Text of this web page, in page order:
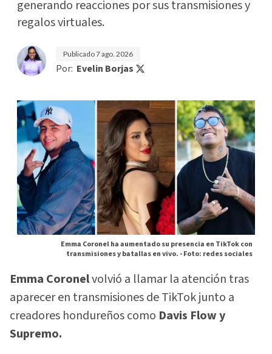
generando reacciones por sus transmisiones y
regalos virtuales.
Publicado7 ago. 2026
Por: Evelin Borjas
Emma Coronel ha aumentado su presencia en TikTok con
transmisiones y batallas en vivo. -Foto: redes sociales
Emma Coronelvolvió a llamar la atención tras
aparecer en transmisiones de TikTok junto a
creadores hondureños como Davis Flow y
Supremo.